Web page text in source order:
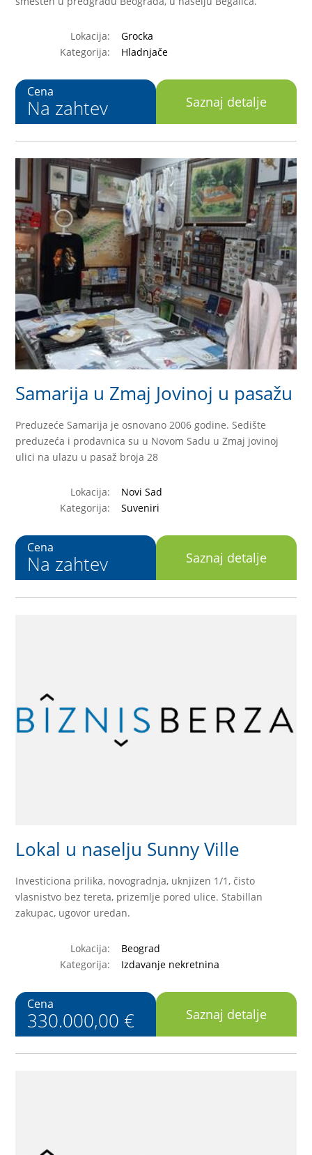
Lokacija:
Grocka
Kategorija:
Hladnjače
Cena
Na zahtev Saznaj detalje
Samarija u Zmaj Jovinoj u pasažu
Preduzeće Samarija je osnovano 2006 godine. Sedište
preduzeća i prodavnica su u Novom Sadu u Zmaj jovinoj
ulici na ulazu u pasaž broja 28
Lokacija:
Novi Sad
Kategorija:
Suveniri
Cena
Na zahtev Saznaj detalje
Lokal u naselju Sunny Ville
Investiciona prilika, novogradnja, uknjizen 1/1, čisto
vlasnistvo bez tereta, prizemlje pored ulice. Stabillan
zakupac, ugovor uredan.
Lokacija:
Beograd
Kategorija:
Izdavanje nekretnina
Cena
330.000,00 € Saznaj detalje